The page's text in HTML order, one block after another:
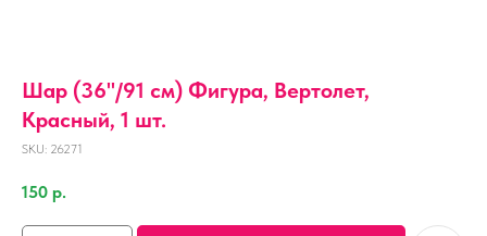
Шар (36''/91 см) Фигура, Вертолет,
Красный, 1 шт.
SKU: 26271
150 р.